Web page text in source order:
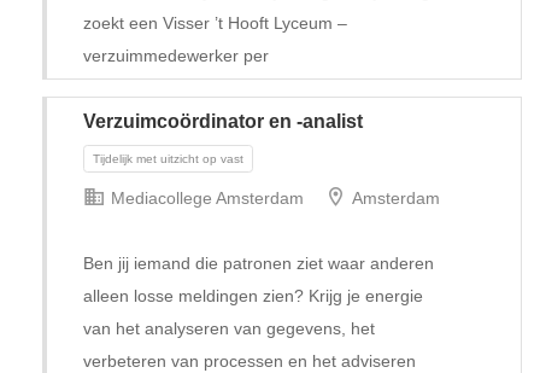
zoekt een Visser ’t Hooft Lyceum –
verzuimmedewerker per
Verzuimcoördinator en -analist
Mediacollege Amsterdam Amsterdam
Ben jij iemand die patronen ziet waar anderen
alleen losse meldingen zien? Krijg je energie
van het analyseren van gegevens, het
verbeteren van processen en het adviseren